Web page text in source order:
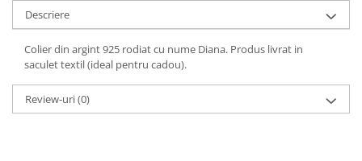
Descriere
Colier din argint 925 rodiat cu nume Diana. Produs livrat in
saculet textil (ideal pentru cadou).
Review-uri(0)